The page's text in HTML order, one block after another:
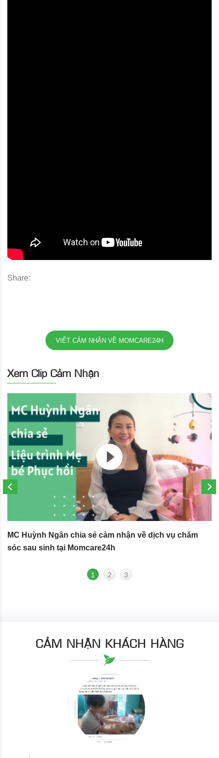
Share:
VIẾT CẢM NHẬN VỀ MOMCARE24H
Xem Clip Cảm Nhận
MC Huỳnh Ngân chia sẻ cảm nhận về dịch vụ chăm
sóc sau sinh tại Momcare24h
1 2 3
CẢM NHẬN KHÁCH HÀNG